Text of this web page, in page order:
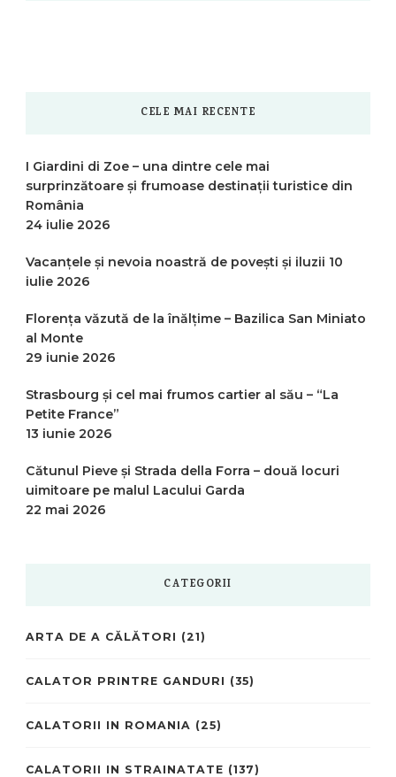
CELE MAI RECENTE
I Giardini di Zoe – una dintre cele mai
surprinzătoare și frumoase destinații turistice din
România
24 iulie 2026
Vacanțele și nevoia noastră de povești și iluzii 10
iulie 2026
Florența văzută de la înălțime – Bazilica San Miniato
al Monte
29 iunie 2026
Strasbourg și cel mai frumos cartier al său – “La
Petite France”
13 iunie 2026
Cătunul Pieve și Strada della Forra – două locuri
uimitoare pe malul Lacului Garda
22 mai 2026
CATEGORII
ARTA DE A CĂLĂTORI (21)
CALATOR PRINTRE GANDURI (35)
CALATORII IN ROMANIA (25)
CALATORII IN STRAINATATE (137)